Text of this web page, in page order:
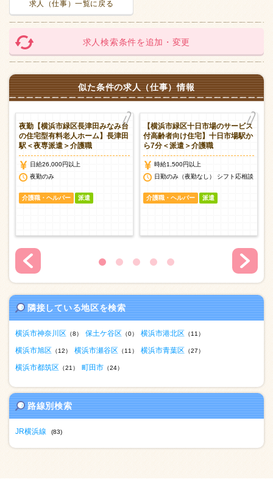
求人（仕事）一覧に戻る
求人検索条件を追加・変更
似た条件の求人（仕事）情報
夜勤【横浜市緑区長津田みなみ台
の住宅型有料老人ホーム】長津田
駅＜夜専派遣＞介護職
日給26,000円以上
夜勤のみ
介護職・ヘルパー 派遣
【横浜市緑区十日市場のサービス
付高齢者向け住宅】十日市場駅か
ら7分＜派遣＞介護職
時給1,500円以上
日勤のみ（夜勤なし） シフト応相談
介護職・ヘルパー 派遣
隣接している地区を検索
横浜市神奈川区 （8） 保土ケ谷区 （0） 横浜市港北区 （11）
横浜市旭区 （12） 横浜市瀬谷区 （11） 横浜市青葉区 （27）
横浜市都筑区 （21） 町田市 （24）
路線別検索
JR横浜線 (83)